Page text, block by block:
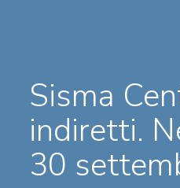
Sisma
indiretti.
30